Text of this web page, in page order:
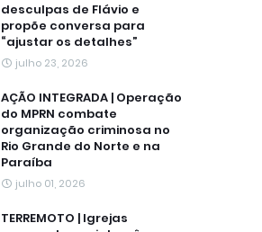
desculpas de Flávio e
propõe conversa para
“ajustar os detalhes”
julho 23, 2026
AÇÃO INTEGRADA | Operação
do MPRN combate
organização criminosa no
Rio Grande do Norte e na
Paraíba
julho 01, 2026
TERREMOTO | Igrejas